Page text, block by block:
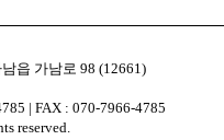
읍 가남로 98 (12661)
| FAX : 070-7966-4785
reserved.